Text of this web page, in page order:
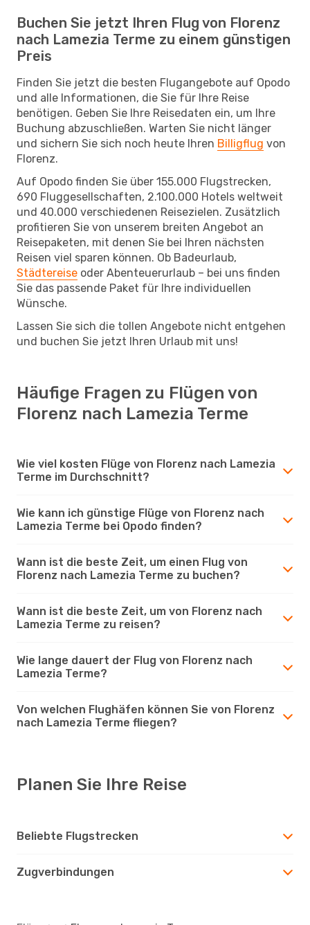
Buchen Sie jetzt Ihren Flug von Florenz
nach Lamezia Terme zu einem günstigen
Preis
Finden Sie jetzt die besten Flugangebote auf Opodo
und alle Informationen, die Sie für Ihre Reise
benötigen. Geben Sie Ihre Reisedaten ein, um Ihre
Buchung abzuschließen. Warten Sie nicht länger
und sichern Sie sich noch heute Ihren Billigflug von
Florenz.
Auf Opodo finden Sie über 155.000 Flugstrecken,
690 Fluggesellschaften, 2.100.000 Hotels weltweit
und 40.000 verschiedenen Reisezielen. Zusätzlich
profitieren Sie von unserem breiten Angebot an
Reisepaketen, mit denen Sie bei Ihren nächsten
Reisen viel sparen können. Ob Badeurlaub,
Städtereise oder Abenteuerurlaub – bei uns finden
Sie das passende Paket für Ihre individuellen
Wünsche.
Lassen Sie sich die tollen Angebote nicht entgehen
und buchen Sie jetzt Ihren Urlaub mit uns!
Häufige Fragen zu Flügen von
Florenz nach Lamezia Terme
Wie viel kosten Flüge von Florenz nach Lamezia
Terme im Durchschnitt?
Wie kann ich günstige Flüge von Florenz nach
Lamezia Terme bei Opodo finden?
Wann ist die beste Zeit, um einen Flug von
Florenz nach Lamezia Terme zu buchen?
Wann ist die beste Zeit, um von Florenz nach
Lamezia Terme zu reisen?
Wie lange dauert der Flug von Florenz nach
Lamezia Terme?
Von welchen Flughäfen können Sie von Florenz
nach Lamezia Terme fliegen?
Planen Sie Ihre Reise
Beliebte Flugstrecken
Zugverbindungen